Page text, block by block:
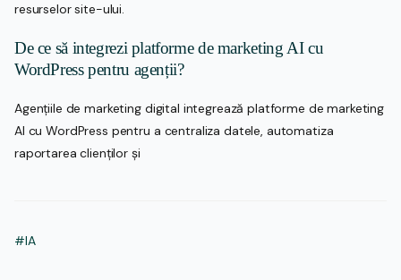
resurselor site-ului.
De ce să integrezi platforme de marketing AI cu
WordPress pentru agenții?
Agențiile de marketing digital integrează platforme de marketing
AI cu WordPress pentru a centraliza datele, automatiza
raportarea clienților și
#IA